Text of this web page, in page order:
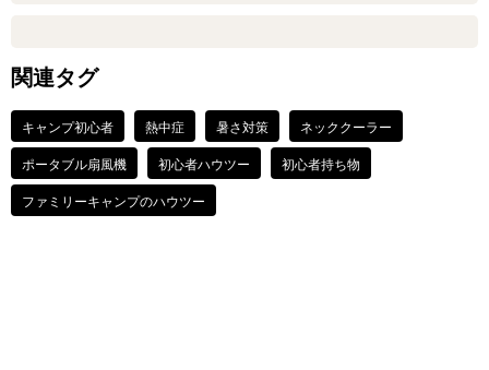
関連タグ
キャンプ初心者 熱中症 暑さ対策
ネッククーラー
ポータブル扇風機
初心者ハウツー
初心者持ち物
ファミリーキャンプのハウツー